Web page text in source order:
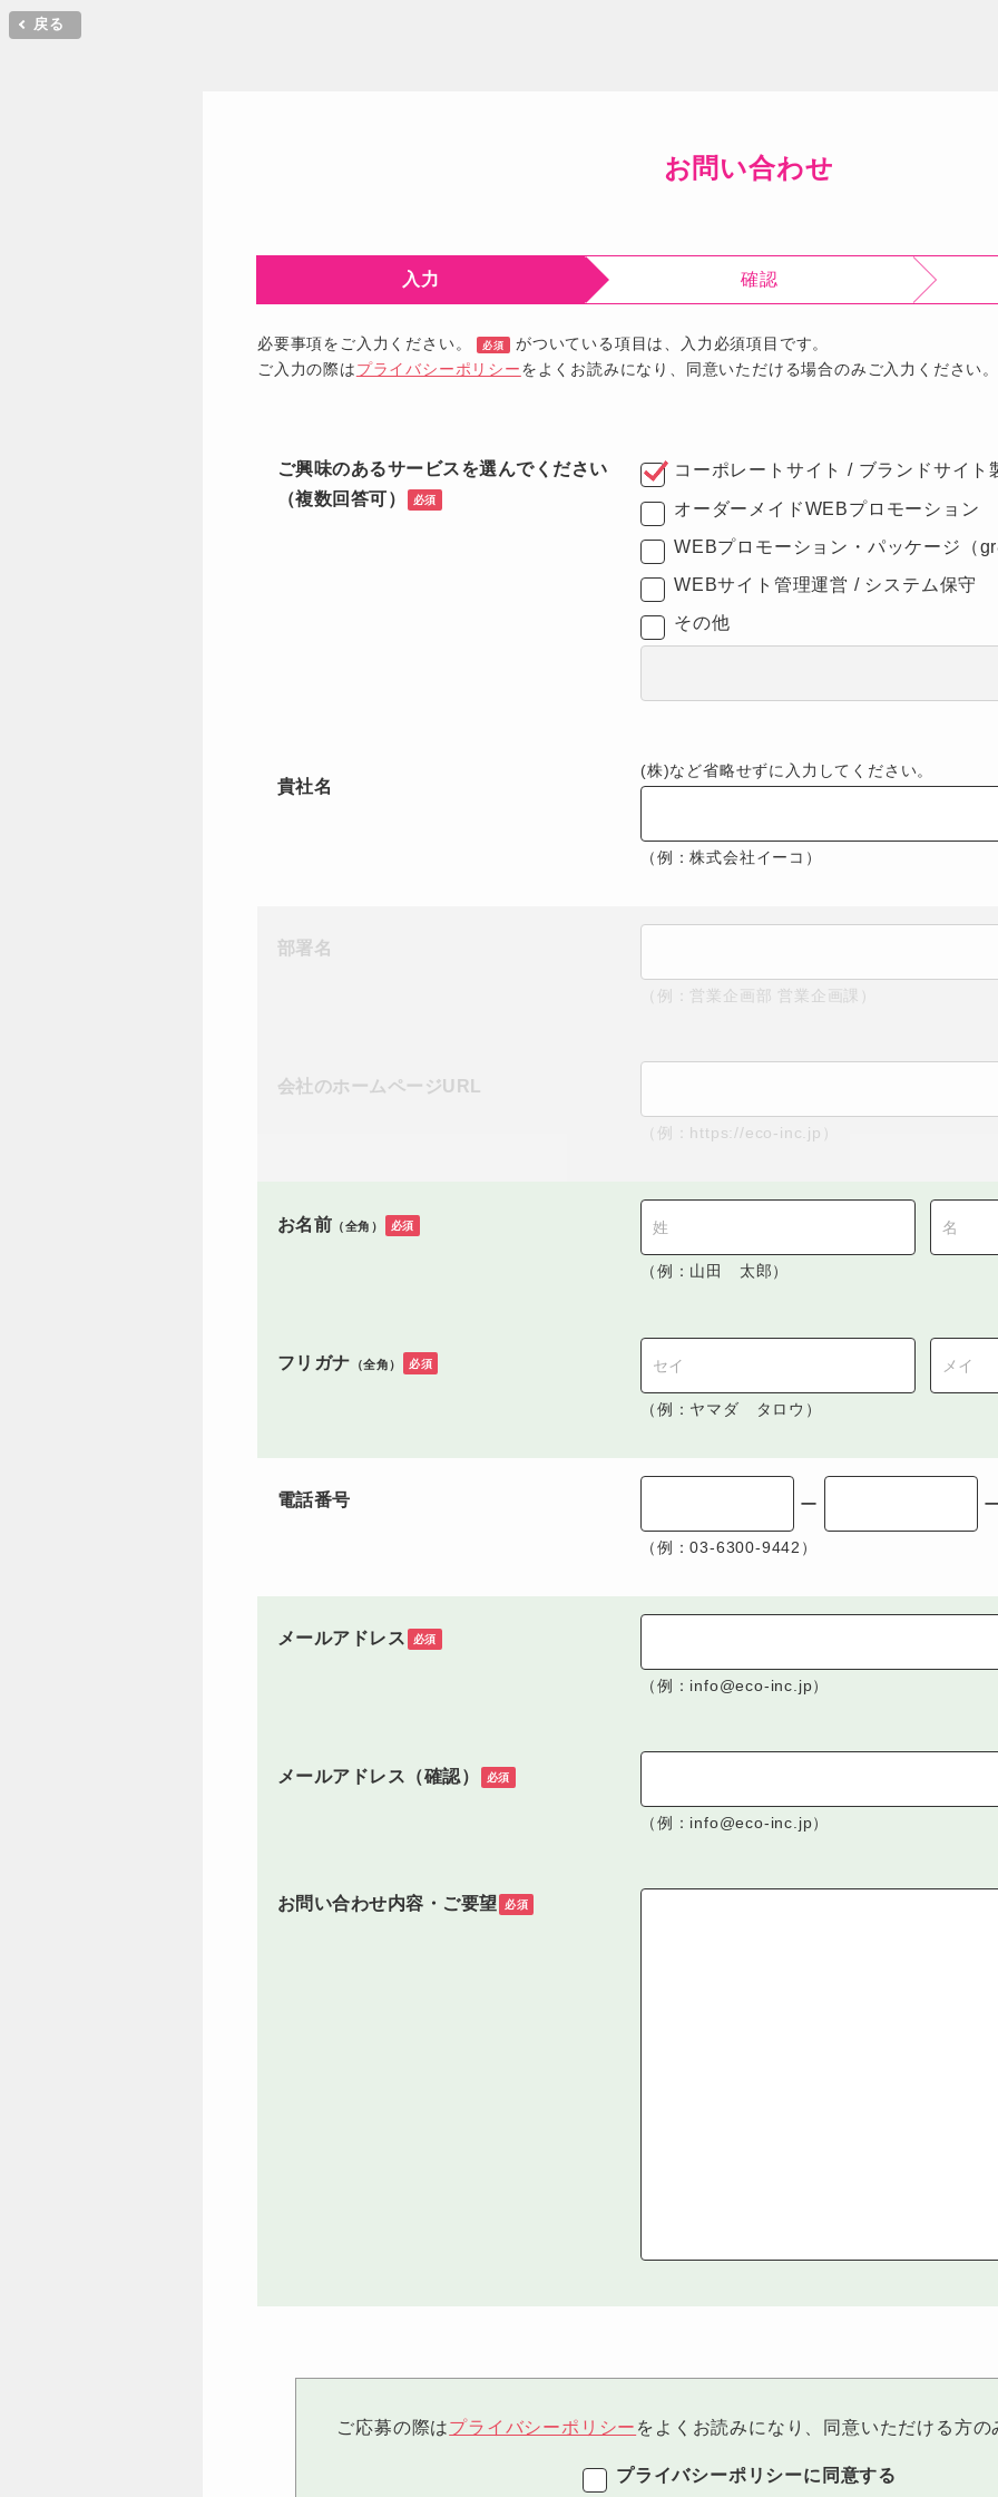
戻る
お問い合わせ
⼊⼒ 確認
必要事項をご入力ください。 必須
がついている項目は、入力必須項目です。
ご入力の際はプライバシーポリシーをよくお読みになり、同意いただける場合のみご入力ください
ご興味のあるサービスを選んでください
（複数回答可）
必須
コーポレートサイト / ブランドサイト
オーダーメイドWEBプロモーション
WEBプロモーション・パッケージ（
WEBサイト管理運営 / システム保守
その他
貴社名
(株)など省略せずに入力してください。
（例：株式会社イーコ）
部署名
（例：営業企画部 営業企画課）
会社のホームページURL
（例：https://eco-inc.jp）
お名前 （全角） 必須
（例：山田 太郎）
フリガナ （全角） 必須
（例：ヤマダ タロウ）
電話番号 ー
（例：03-6300-9442）
メールアドレス 必須
（例：info@eco-inc.jp）
メールアドレス（確認） 必須
（例：info@eco-inc.jp）
お問い合わせ内容・ご要望 必須
ご応募の際はプライバシーポリシー をよくお読みになり、同意いただける方
プライバシーポリシーに同意する